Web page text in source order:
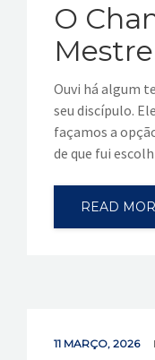
O
Mestre
Ouvi há algum
seu discípulo.
façamos a
de que fui
READ
11 MARÇO, 2026